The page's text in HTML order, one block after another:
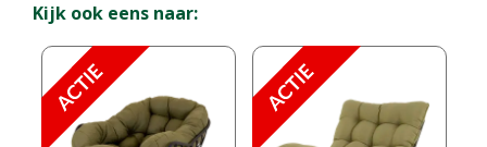
Kijk ook eens naar: